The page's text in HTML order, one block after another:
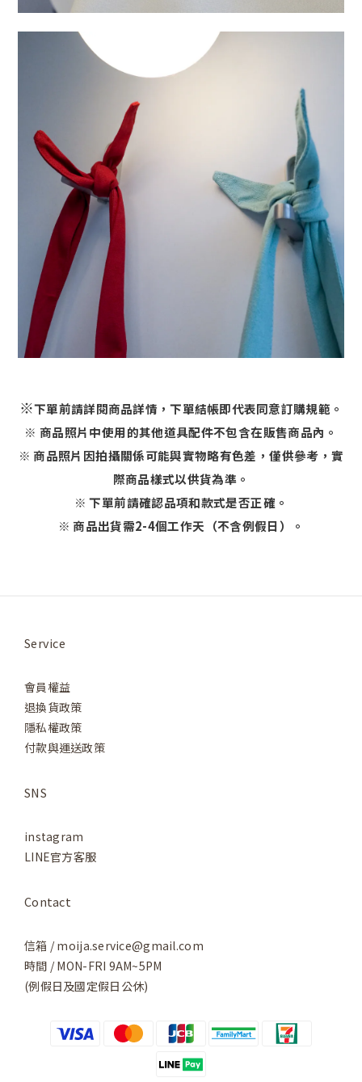
※下單前請詳閱商品詳情，下單結帳即代表同意訂購規範。
※ 商品照片中使用的其他道具配件不包含在販售商品內。
※ 商品照片因拍攝關係可能與實物略有色差，僅供參考，實
際商品樣式以供貨為準。
※ 下單前請確認品項和款式是否正確。
※ 商品出貨需2-4個工作天（不含例假日）。
Service
會員權益
退換貨政策
隱私權政策
付款與運送政策
SNS
instagram
LINE官方客服
Contact
信箱 / moija.service@gmail.com
時間 / MON-FRI 9AM~5PM
(例假日及國定假日公休)